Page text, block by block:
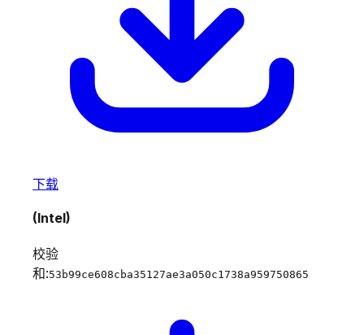
下载
(Intel)
校验
和:53b99ce608cba35127ae3a050c1738a959750865